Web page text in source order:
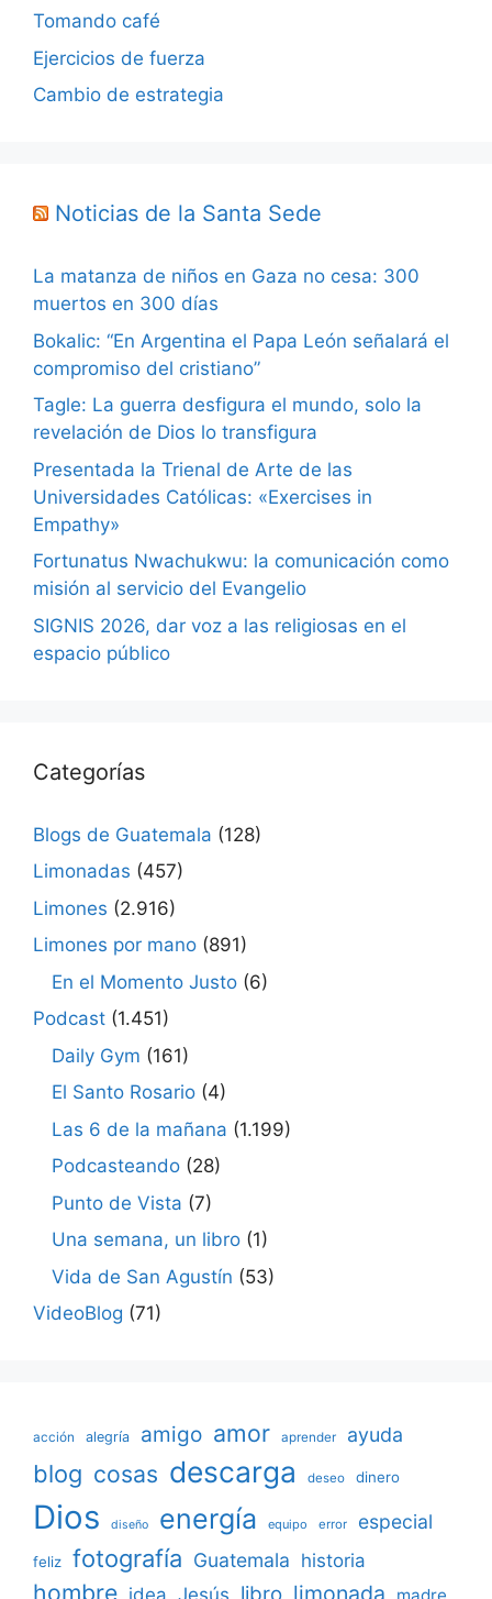
Tomando café
Ejercicios de fuerza
Cambio de estrategia
Noticias de la Santa Sede
La matanza de niños en Gaza no cesa: 300
muertos en 300 días
Bokalic: “En Argentina el Papa León señalará el
compromiso del cristiano”
Tagle: La guerra desfigura el mundo, solo la
revelación de Dios lo transfigura
Presentada la Trienal de Arte de las
Universidades Católicas: «Exercises in
Empathy»
Fortunatus Nwachukwu: la comunicación como
misión al servicio del Evangelio
SIGNIS 2026, dar voz a las religiosas en el
espacio público
Categorías
Blogs de Guatemala (128)
Limonadas (457)
Limones (2.916)
Limones por mano (891)
En el Momento Justo (6)
Podcast (1.451)
Daily Gym (161)
El Santo Rosario (4)
Las 6 de la mañana (1.199)
Podcasteando (28)
Punto de Vista (7)
Una semana, un libro (1)
Vida de San Agustín (53)
VideoBlog (71)
acción alegría amigo amor aprender ayuda
blog cosas descarga deseo dinero
Dios diseño energía equipo error especial
feliz fotografía Guatemala historia
hombre idea Jesús limonada